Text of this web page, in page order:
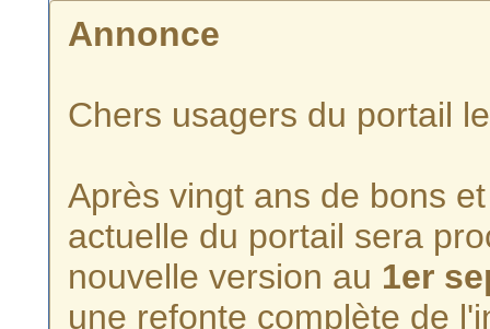
Annonce
Chers usagers du portail
Après vingt ans de bons
actuelle du portail sera
nouvelle version au 1er
une refonte complète de